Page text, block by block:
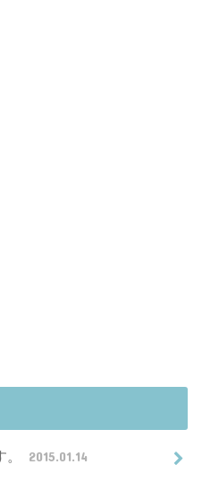
。 2015.01.14